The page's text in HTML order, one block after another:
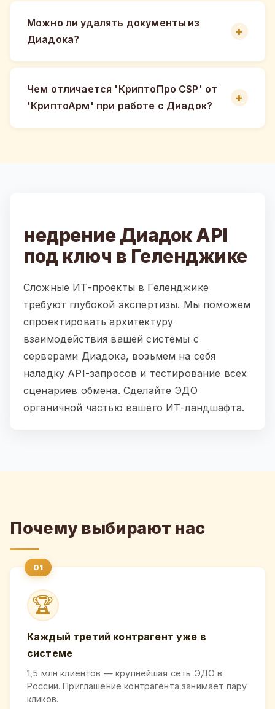
Можно ли удалять документы из
Диадока?
Чем отличается 'КриптоПро CSP' от
'КриптоАрм' при работе с Диадок?
недрение Диадок API
под ключ в Геленджике
Сложные ИТ-проекты в Геленджике
требуют глубокой экспертизы. Мы поможем
спроектировать архитектуру
взаимодействия вашей системы с
серверами Диадока, возьмем на себя
наладку API-запросов и тестирование всех
сценариев обмена. Сделайте ЭДО
органичной частью вашего ИТ-ландшафта.
Почему выбирают нас
🏆
Каждый третий контрагент уже в
системе
1,5 млн клиентов — крупнейшая сеть ЭДО в
России. Приглашение контрагента занимает пару
кликов.